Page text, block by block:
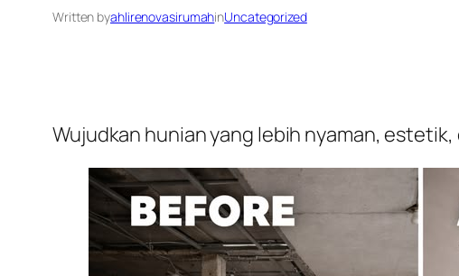
Written byahlirenovasirumahinUncategorized
Wujudkan hunian yang lebih nyaman,